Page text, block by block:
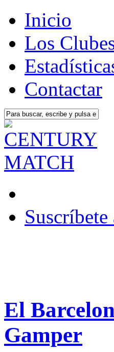
Inicio
Los
Contactar
El
Gamper